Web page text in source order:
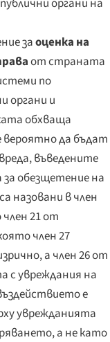
заоценка на
от страната
по
органи и
обхваща
вероятно да бъдат
въведените
обезщетение на
назовани в член
21 от
член 27
а член 26 от
с увреждания на
е
уврежданията
а не като